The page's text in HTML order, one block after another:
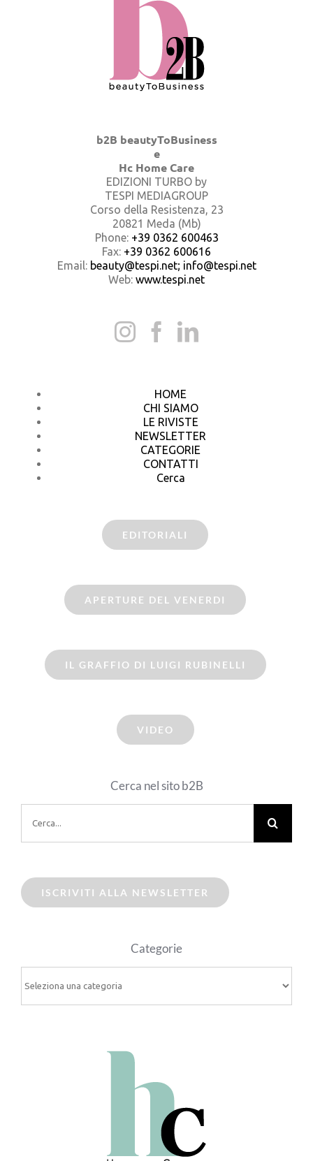
b2B beautyToBusiness
e
Hc Home Care
EDIZIONI TURBO by
TESPI MEDIAGROUP
Corso della Resistenza, 23
20821 Meda (Mb)
Phone: +39 0362 600463
Fax: +39 0362 600616
Email: beauty@tespi.net; info@tespi.net
Web: www.tespi.net
HOME
CHI SIAMO
LE RIVISTE
NEWSLETTER
CATEGORIE
CONTATTI
Cerca
EDITORIALI
APERTURE DEL VENERDI
IL GRAFFIO DI LUIGI RUBINELLI
VIDEO
Cerca nel sito b2B
per:
ISCRIVITI ALLA NEWSLETTER
Categorie